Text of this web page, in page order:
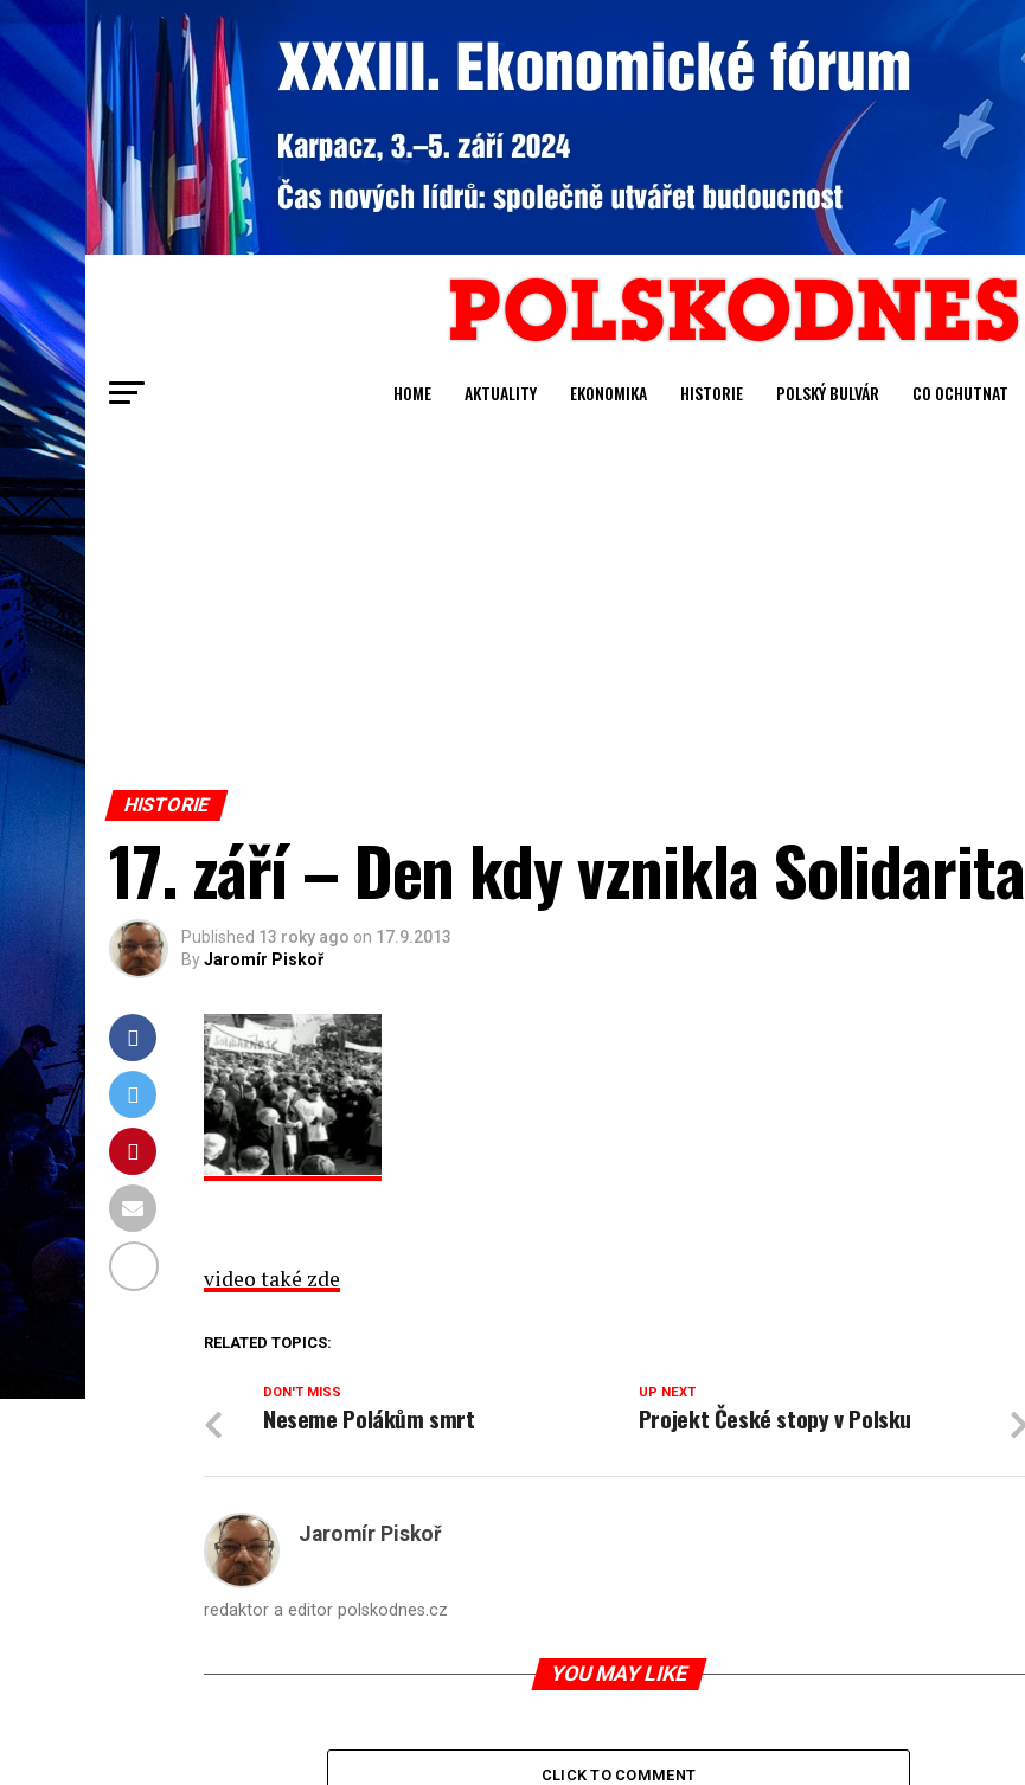
HOME AKTUALITY EKONOMIKA HISTORIE POLSKÝ BULVÁR CO OCHUTNAT
HISTORIE
17. září – Den kdy vznikla Solidarita
Published 13 roky ago on 17.9.2013
ByJaromír Piskoř
video také zde
RELATED TOPICS:
UP NEXT
Projekt České stopy v Polsku
DON'T MISS
Neseme Polákům smrt
Jaromír Piskoř
redaktor a editor polskodnes.cz
YOU MAY LIKE
CLICK TO COMMENT